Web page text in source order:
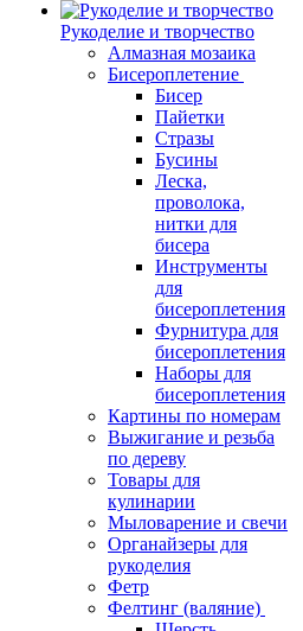
Рукоделие и творчество
Алмазная мозаика
Бисероплетение
Бисер
Пайетки
Стразы
Бусины
Леска,
проволока,
нитки для
бисера
Инструменты
для
бисероплетения
Фурнитура для
бисероплетения
Наборы для
бисероплетения
Картины по номерам
Выжигание и резьба
по дереву
Товары для
кулинарии
Мыловарение и свечи
Органайзеры для
рукоделия
Фетр
Фелтинг (валяние)